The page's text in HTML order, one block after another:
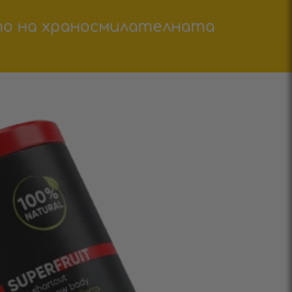
на храносмилателната